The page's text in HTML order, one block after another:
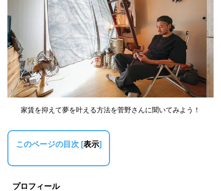
家賃を抑えて夢を叶える方法を菅野さんに聞いてみよう！
このページの目次 [表示]
プロフィール